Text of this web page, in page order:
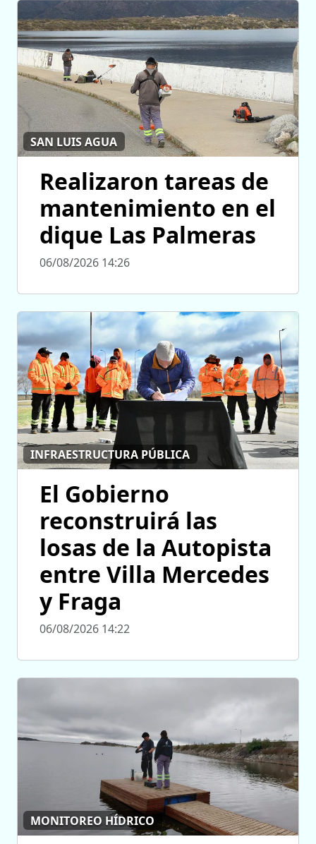
SAN LUIS AGUA
Realizaron tareas de
mantenimiento en el
dique Las Palmeras
06/08/2026 14:26
INFRAESTRUCTURA PÚBLICA
El Gobierno
reconstruirá las
losas de la Autopista
entre Villa Mercedes
y Fraga
06/08/2026 14:22
MONITOREO HÍDRICO